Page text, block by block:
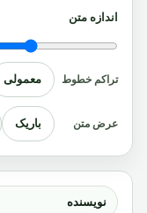
نویسنده
اندازه متن
تراکم خطوط معمولی
عرض متن باریک